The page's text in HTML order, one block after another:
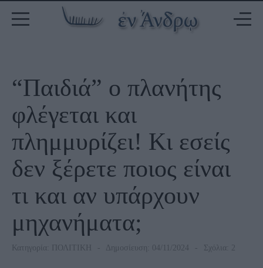
“Παιδιά” ο πλανήτης
φλέγεται και
πλημμυρίζει! Κι εσείς
δεν ξέρετε ποιος είναι
τι και αν υπάρχουν
μηχανήματα;
Κατηγορία: ΠΟΛΙΤΙΚΗ Δημοσίευση: 04/11/2024 Σχόλια: 2